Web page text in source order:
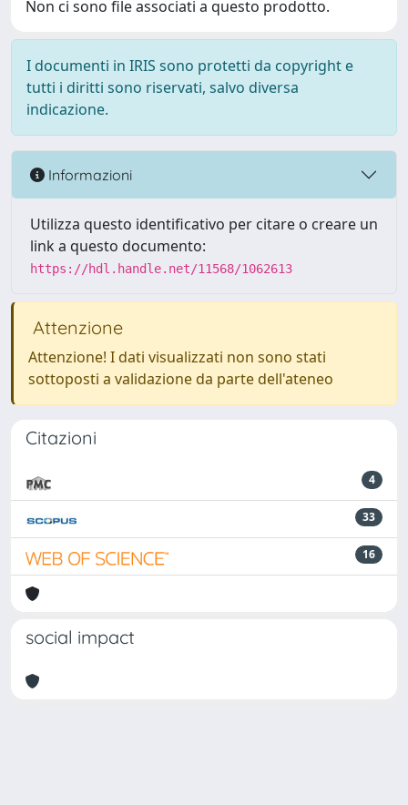
Non ci sono file associati a questo prodotto.
I documenti in IRIS sono protetti da copyright e
tutti i diritti sono riservati, salvo diversa
indicazione.
Informazioni
Utilizza questo identificativo per citare o creare un
link a questo documento:
https://hdl.handle.net/11568/1062613
Attenzione
Attenzione! I dati visualizzati non sono stati
sottoposti a validazione da parte dell'ateneo
Citazioni
4
33
16
social impact